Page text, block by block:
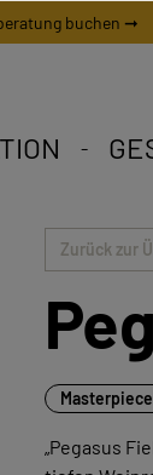
buchen ➞
Zurück zur
„Pegasus